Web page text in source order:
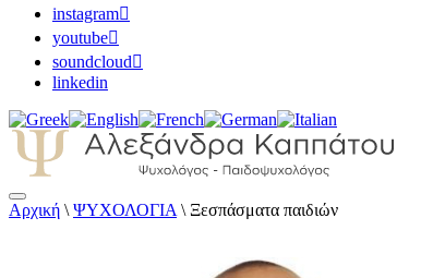
instagram
youtube
soundcloud
linkedin
Αλεξάνδρα Καππάτου Ψυχολόγος –
Αρχική \ ΨΥΧΟΛΟΓΙΑ \ Ξεσπάσματα παιδιών